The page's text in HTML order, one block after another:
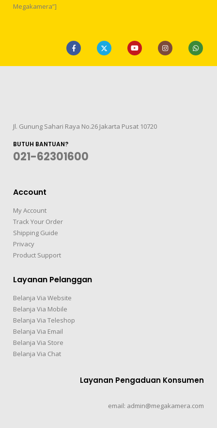
Megakamera”]
Jl. Gunung Sahari Raya No.26 Jakarta Pusat 10720
BUTUH BANTUAN?
021-62301600
Account
My Account
Track Your Order
Shipping Guide
Privacy
Product Support
Layanan Pelanggan
Belanja Via Website
Belanja Via Mobile
Belanja Via Teleshop
Belanja Via Email
Belanja Via Store
Belanja Via Chat
Layanan Pengaduan Konsumen
email: admin@megakamera.com